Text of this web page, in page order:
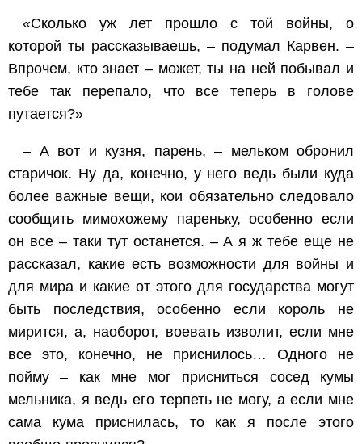
«Сколько уж лет прошло с той войны, о
которой ты рассказываешь, – подумал Карвен. –
Впрочем, кто знает – может, ты на ней побывал и
тебе так перепало, что все теперь в голове
путается?»
– А вот и кузня, парень, – мельком обронил
старичок. Ну да, конечно, у него ведь были куда
более важные вещи, кои обязательно следовало
сообщить мимохожему пареньку, особенно если
он все – таки тут останется. – А я ж тебе еще не
рассказал, какие есть возможности для войны и
для мира и какие от этого для государства могут
быть последствия, особенно если король не
мирится, а, наоборот, воевать изволит, если мне
все это, конечно, не приснилось… Одного не
пойму – как мне мог присниться сосед кумы
мельника, я ведь его терпеть не могу, а если мне
сама кума приснилась, то как я после этого